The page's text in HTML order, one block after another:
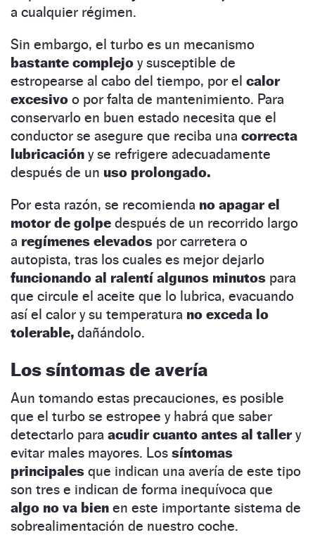
a cualquier régimen.
Sin embargo, el turbo es un mecanismo
bastante complejo y susceptible de
estropearse al cabo del tiempo, por el calor
excesivo o por falta de mantenimiento. Para
conservarlo en buen estado necesita que el
conductor se asegure que reciba una correcta
lubricación y se refrigere adecuadamente
después de un uso prolongado.
Por esta razón, se recomienda no apagar el
motor de golpe después de un recorrido largo
a regímenes elevados por carretera o
autopista, tras los cuales es mejor dejarlo
funcionando al ralentí algunos minutos para
que circule el aceite que lo lubrica, evacuando
así el calor y su temperatura no exceda lo
tolerable, dañándolo.
Los síntomas de avería
Aun tomando estas precauciones, es posible
que el turbo se estropee y habrá que saber
detectarlo para acudir cuanto antes al tallery
evitar males mayores. Los síntomas
principales que indican una avería de este tipo
son tres e indican de forma inequívoca que
algo no va bien en este importante sistema de
sobrealimentación de nuestro coche.